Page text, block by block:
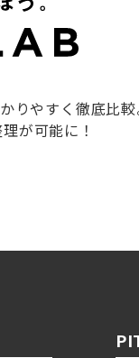
やすく徹底比較
が可能に！